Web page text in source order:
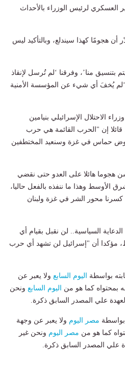
العسكري لرئيس الوزراء بالأحداث
أن هجومًا كهذا سيندلع، وبالتأكيد ليس
منا’، وفرقنا ‘لم تُرسل لإنقاذ
‘لم يُخفَ أي شيء عن المؤسسة الأمنية
الاحتلال الإسرائيلي بنيامين
قائلا إن "الحرب القائمة هي حرب
حماس في غزة وسنعيد المختطفين
هجوما هائلا على العدو حتى نقضي
الأوسط وهذا ما ننفذه بالفعل حاليا،
محور الشر في غزة ولبنان
السياسية.. لن نقبل بقيام أي
مؤكدا أن "إسرائيل لن تشهد أي حرب
بواسطة اليوم السابع ولا يعبر عن
بمحتواه كما هو من اليوم السابع ونحن
علي المصدر السابق ذكرة.
بواسطة مصر اليوم ولا يعبر عن وجهة
كما هو من مصر اليوم ونحن غير
علي المصدر السابق ذكرة.